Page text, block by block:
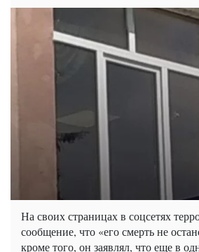
На своих страницах в соцсетях
сообщение, что «его смерть не
кроме того, он заявлял, что еще в